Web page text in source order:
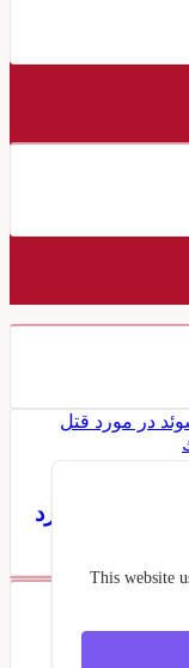
سوئد در مورد
ساواك
This website